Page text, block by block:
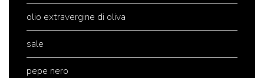
olio extravergine di oliva
sale
pepe nero